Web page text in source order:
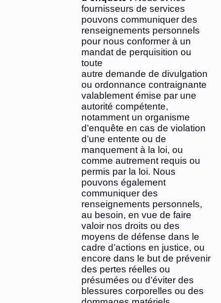
fournisseurs de services
pouvons communiquer des
renseignements personnels
pour nous conformer à un
mandat de perquisition ou
toute
autre demande de divulgation
ou ordonnance contraignante
valablement émise par une
autorité compétente,
notamment un organisme
d’enquête en cas de violation
d’une entente ou de
manquement à la loi, ou
comme autrement requis ou
permis par la loi. Nous
pouvons également
communiquer des
renseignements personnels,
au besoin, en vue de faire
valoir nos droits ou des
moyens de défense dans le
cadre d’actions en justice, ou
encore dans le but de prévenir
des pertes réelles ou
présumées ou d’éviter des
blessures corporelles ou des